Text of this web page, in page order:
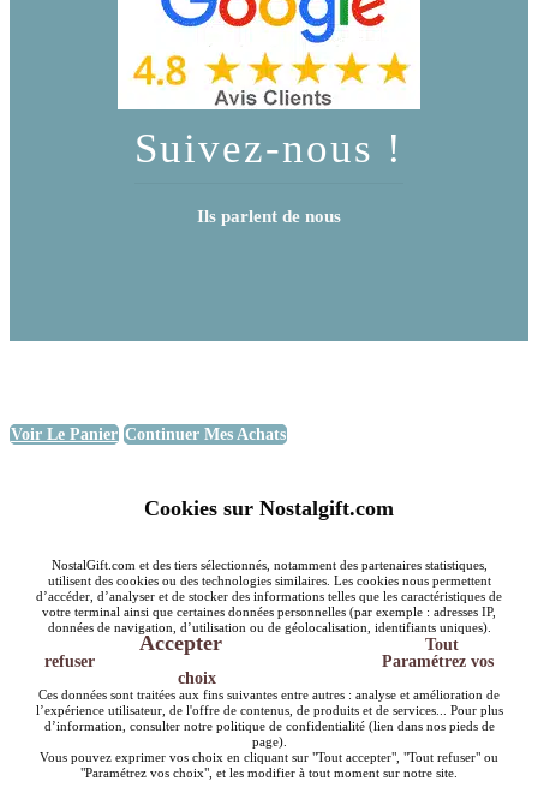
Suivez-nous !
Ils parlent de nous
Voir Le Panier Continuer Mes Achats
Cookies sur Nostalgift.com
NostalGift.com et des tiers sélectionnés, notamment des partenaires statistiques,
utilisent des cookies ou des technologies similaires. Les cookies nous permettent
d’accéder, d’analyser et de stocker des informations telles que les caractéristiques de
votre terminal ainsi que certaines données personnelles (par exemple : adresses IP,
données de navigation, d’utilisation ou de géolocalisation, identifiants uniques).
Accepter
Tout
refuser
Paramétrez vos
choix
Ces données sont traitées aux fins suivantes entre autres : analyse et amélioration de
l’expérience utilisateur, de l'offre de contenus, de produits et de services... Pour plus
d’information, consulter notre politique de confidentialité (lien dans nos pieds de
page).
Vous pouvez exprimer vos choix en cliquant sur "Tout accepter", "Tout refuser" ou
"Paramétrez vos choix", et les modifier à tout moment sur notre site.